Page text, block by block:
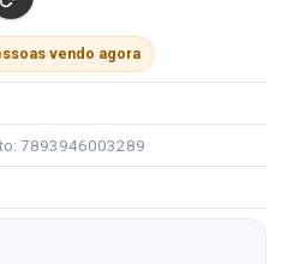
vendo agora
7893946003289